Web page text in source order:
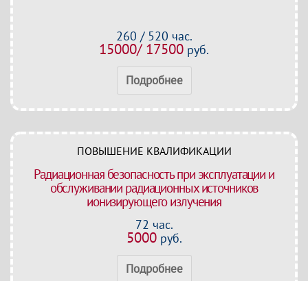
260 / 520 час.
15000/ 17500 руб.
Подробнее
ПОВЫШЕНИЕ КВАЛИФИКАЦИИ
Радиационная безопасность при эксплуатации и
обслуживании радиационных источников
ионизирующего излучения
72 час.
5000руб.
Подробнее